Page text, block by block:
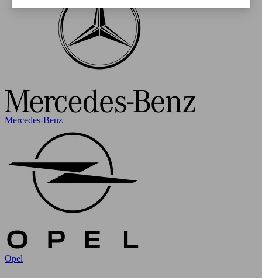
Mercedes-Benz
Opel